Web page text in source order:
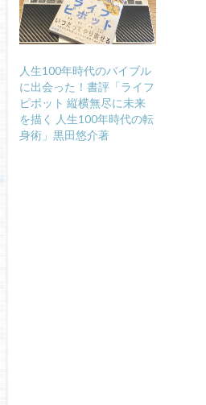
人生100年時代のバイブル
に出会った！書評「ライフ
ピボット 縦横無尽に未来
を描く 人生100年時代の転
身術」黒田悠介著